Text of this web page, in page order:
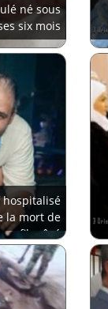
né sous
six mois
hospitalisé
la mort de
fils aîné